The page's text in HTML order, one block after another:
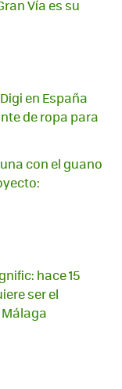
Vía es su
en España
de ropa para
con el guano
hace 15
ser el